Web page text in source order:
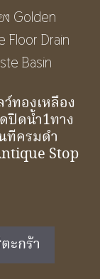
ทองเหลือง
ปิดน้ำ1ทาง
ทีครมดำ
Stop
ะกร้า